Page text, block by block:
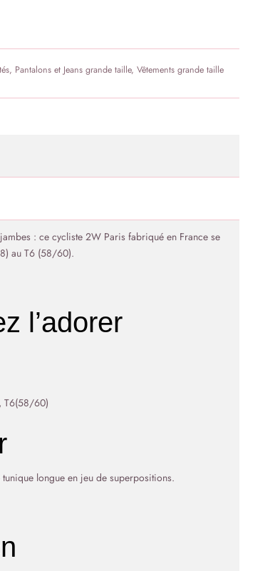
, Pantalons et Jeans grande taille, Vêtements grande taille
: ce cycliste 2W Paris fabriqué en France se
au T6 (58/60).
l’adorer
T6(58/60)
longue en jeu de superpositions.